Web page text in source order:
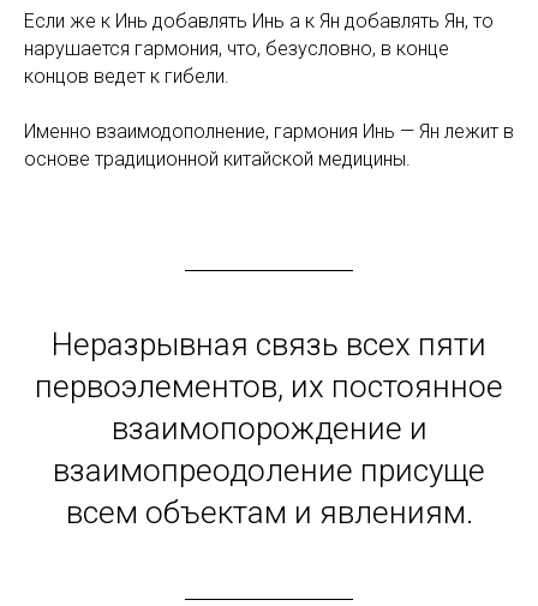
Если же к Инь добавлять Инь а к Ян добавлять Ян, то
нарушается гармония, что, безусловно, в конце
концов ведет к гибели.
Именно взаимодополнение, гармония Инь — Ян лежит в
основе традиционной китайской медицины.
Неразрывная связь всех пяти
первоэлементов, их постоянное
взаимопорождение и
взаимопреодоление присуще
всем объектам и явлениям.